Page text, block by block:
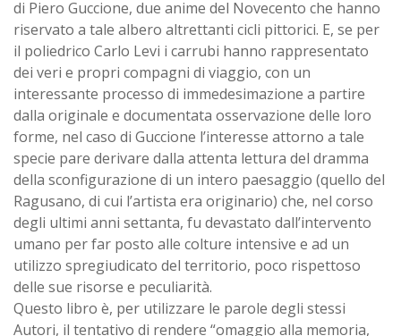
di Piero Guccione, due anime del Novecento che hanno
riservato a tale albero altrettanti cicli pittorici. E, se per
il poliedrico Carlo Levi i carrubi hanno rappresentato
dei veri e propri compagni di viaggio, con un
interessante processo di immedesimazione a partire
dalla originale e documentata osservazione delle loro
forme, nel caso di Guccione l’interesse attorno a tale
specie pare derivare dalla attenta lettura del dramma
della sconfigurazione di un intero paesaggio (quello del
Ragusano, di cui l’artista era originario) che, nel corso
degli ultimi anni settanta, fu devastato dall’intervento
umano per far posto alle colture intensive e ad un
utilizzo spregiudicato del territorio, poco rispettoso
delle sue risorse e peculiarità.
Questo libro è, per utilizzare le parole degli stessi
Autori, il tentativo di rendere “omaggio alla memoria,